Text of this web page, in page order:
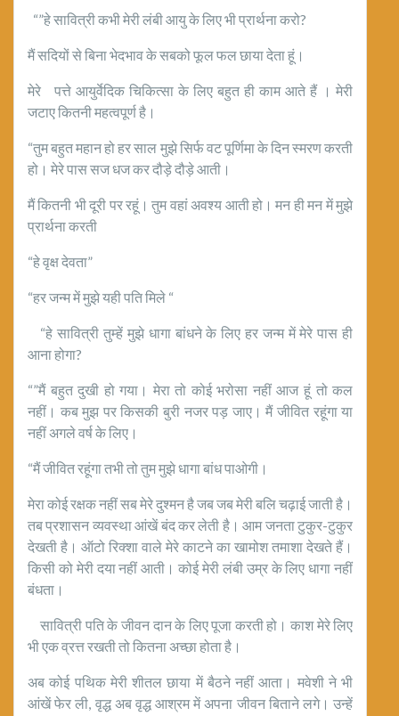
“”हे सावित्री कभी मेरी लंबी आयु के लिए भी प्रार्थना करो?
मैं सदियों से बिना भेदभाव के सबको फूल फल छाया देता हूं।
मेरे पत्ते आयुर्वेदिक चिकित्सा के लिए बहुत ही काम आते हैं । मेरी
जटाए कितनी महत्वपूर्ण है।
“तुम बहुत महान हो हर साल मुझे सिर्फ वट पूर्णिमा के दिन स्मरण करती
हो। मेरे पास सज धज कर दौड़े दौड़े आती।
मैं कितनी भी दूरी पर रहूं। तुम वहां अवश्य आती हो। मन ही मन में मुझे
प्रार्थना करती
“हे वृक्ष देवता”
“हर जन्म में मुझे यही पति मिले “
“हे सावित्री तुम्हें मुझे धागा बांधने के लिए हर जन्म में मेरे पास ही
आना होगा?
“”मैं बहुत दुखी हो गया। मेरा तो कोई भरोसा नहीं आज हूं तो कल
नहीं। कब मुझ पर किसकी बुरी नजर पड़ जाए। मैं जीवित रहूंगा या
नहीं अगले वर्ष के लिए।
“मैं जीवित रहूंगा तभी तो तुम मुझे धागा बांध पाओगी।
मेरा कोई रक्षक नहीं सब मेरे दुश्मन है जब जब मेरी बलि चढ़ाई जाती है।
तब प्रशासन व्यवस्था आंखें बंद कर लेती है। आम जनता टुकुर-टुकुर
देखती है। ऑटो रिक्शा वाले मेरे काटने का खामोश तमाशा देखते हैं।
किसी को मेरी दया नहीं आती। कोई मेरी लंबी उम्र के लिए धागा नहीं
बंधता।
सावित्री पति के जीवन दान के लिए पूजा करती हो। काश मेरे लिए
भी एक व्रत्त रखती तो कितना अच्छा होता है।
अब कोई पथिक मेरी शीतल छाया में बैठने नहीं आता। मवेशी ने भी
आंखें फेर ली, वृद्ध अब वृद्ध आश्रम में अपना जीवन बिताने लगे। उन्हें